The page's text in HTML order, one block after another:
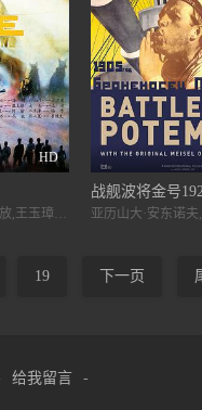
HD
海顿,何瑜,温玉娟,高放,王玉璋,常晓阳,刘龙,贝勒
战舰波将金号
19 下一页
给我留言 -